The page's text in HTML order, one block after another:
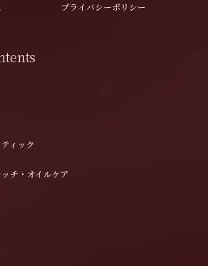
プライバシーポリシー
ィック
チ・オイルケア